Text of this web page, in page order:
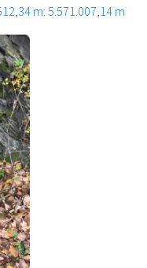
m: 5.571.007,14 m